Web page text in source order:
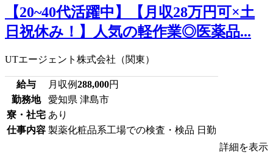
【20~40代活躍中】【月収28万円可×土
日祝休み！】人気の軽作業◎医薬品...
UTエージェント株式会社（関東）
給与 月収例288,000円
勤務地
愛知県 津島市
寮・社宅 あり
仕事内容 製薬化粧品系工場での検査・検品 日勤
詳細を表示